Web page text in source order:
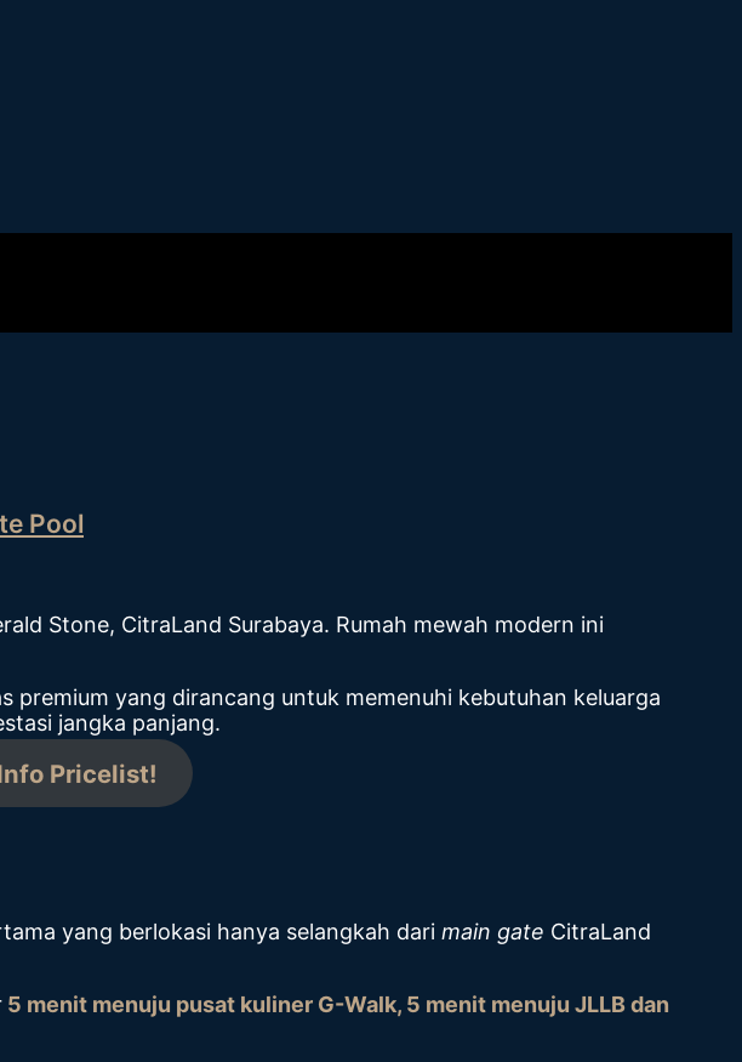
Pool
Stone, CitraLand Surabaya. Rumah mewah modern ini
premium yang dirancang untuk memenuhi kebutuhan keluarga
jangka panjang.
Pricelist!
yang berlokasi hanya selangkah dari main gate CitraLand
5 menit menuju pusat kuliner G-Walk, 5 menit menuju JLLB dan